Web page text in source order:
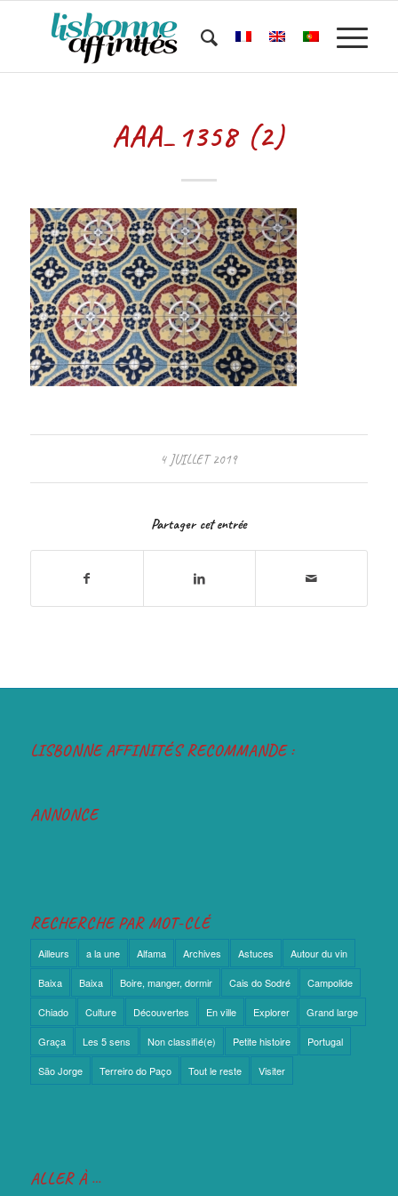
AAA_1358 (2)
4 JUILLET 2019
Partager cet entrée
LISBONNE AFFINITÉS RECOMMANDE :
ANNONCE
RECHERCHE PAR MOT-CLÉ
Ailleurs a la une Alfama Archives Astuces Autour du vin
Baixa Baixa Boire, manger, dormir Cais do Sodré Campolide
Chiado Culture Découvertes En ville Explorer Grand large
Graça Les 5 sens Non classifié(e) Petite histoire Portugal
São Jorge Terreiro do Paço Tout le reste Visiter
ALLER À …